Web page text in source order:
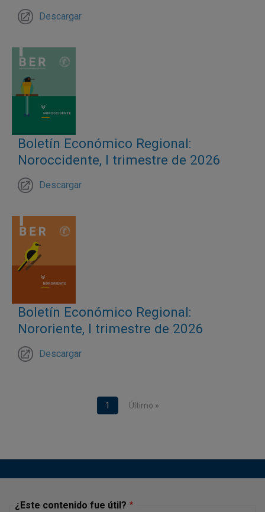
Descargar
Boletín Económico Regional:
Noroccidente, I trimestre de 2026
Descargar
Boletín Económico Regional:
Nororiente, I trimestre de 2026
Descargar
Página actual
1 Última página
Último »
¿Este contenido fue útil?